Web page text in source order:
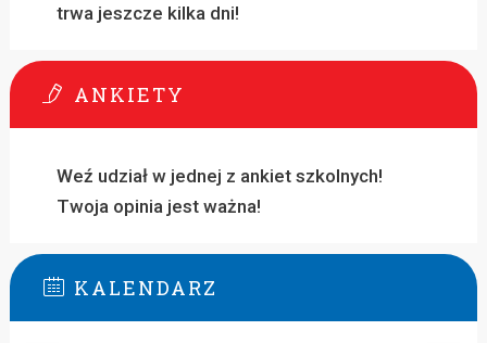
trwa jeszcze kilka dni!
ANKIETY
Weź udział w jednej z ankiet szkolnych!
Twoja opinia jest ważna!
KALENDARZ